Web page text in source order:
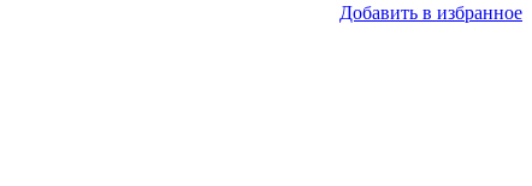
Добавить в избранное